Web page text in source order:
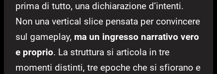
prima di tutto, una dichiarazione d’intenti.
Non una vertical slice pensata per convincere
sul gameplay, ma un ingresso narrativo vero
e proprio. La struttura si articola in tre
momenti distinti, tre epoche che si sfiorano e